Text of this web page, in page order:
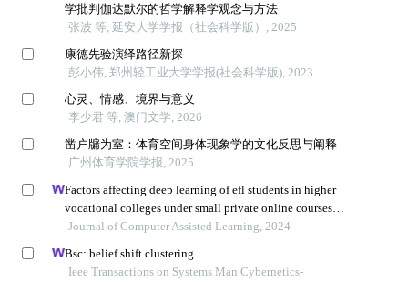
学批判伽达默尔的哲学解释学观念与方法
张波 等, 延安大学学报（社会科学版）, 2025
康德先验演绎路径新探
彭小伟, 郑州轻工业大学学报(社会科学版), 2023
心灵、情感、境界与意义
李少君 等, 澳门文学, 2026
凿户牖为室：体育空间身体现象学的文化反思与阐释
广州体育学院学报, 2025
Factors affecting deep learning of efl students in higher
vocational colleges under small private online courses-
based settings: a grounded theory approach
Journal of Computer Assisted Learning, 2024
Bsc: belief shift clustering
Ieee Transactions on Systems Man Cybernetics-